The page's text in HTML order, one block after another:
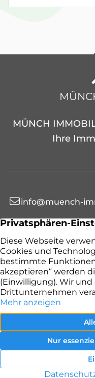
MÜNCH
Ihre
info@muench-
+49 201 4517443
Immobilien
Datenschutz
Immo-News
Vertrag widerrufen